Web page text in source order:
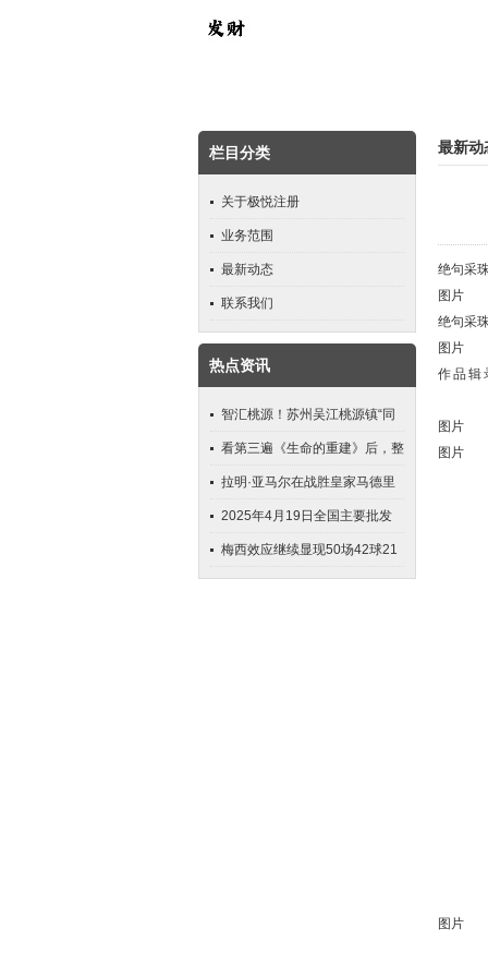
栏目分类
关于极悦注册
业务范围
最新动态
联系我们
热点资讯
智汇桃源！苏州吴江桃源镇“同
心源·企课堂”解码国际贸易新趋
势，助力企业破局突围_屠教授
_屠立峰_
看第三遍《生命的重建》后，整
理出50句足以改命的信念语！
（建议收藏）
拉明·亚马尔在战胜皇家马德里
的比赛中打破了队友安苏·法蒂
的西甲纪录
2025年4月19日全国主要批发
市场酥梨价格行情
梅西效应继续显现50场42球21
助! 还有谁?
最新动
绝句采
图片
绝句采
图片
作品辑
图片
图片
图片